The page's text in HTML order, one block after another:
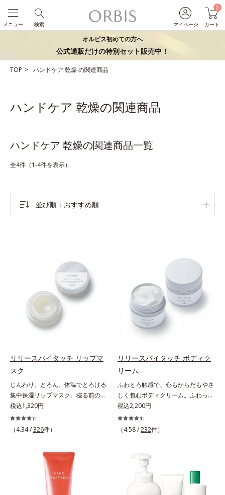
マイページ
0
カート
検索
メニュー
オルビス初めての方へ
公式通販だけの特別セット販売中！
TOP ハンドケア 乾燥の関連商品
ハンドケア 乾燥の関連商品
ハンドケア 乾燥の関連商品一覧
全4件（1-4件を表示）
並び順 おすすめ順
リリースバイタッチ リップマ
スク
じんわり、とろん。体温でとろける
集中保湿リップマスク。寝る前のひ
と塗りでやわらかな唇へ。集中保湿
リップマスクです。バームのような
固めのテクスチャーが体温でじんわ
成分配合で、乾燥にゆらがない唇に
整えます。寝る前に塗れば、翌朝の
コンディションが段違い！ 寝なが
らケアで唇をそっといたわりなが
税込1,320円
（4.34 /326件）
リリースバイタッチ ボディク
リーム
ふわとろ触感で、心もからだもやさ
しく包むボディクリーム。ふわっと
軽やかで、ぽよっと弾むユニーク触
感。なじませると摩擦と皮膚温でほ
どけるボディクリームです。うっと
に吸い付くようなしっとりもちもち
肌に。加水分解ヒアルロン酸配合。
浸透性と水分保持力のWのうるおい
ベールで、乾燥を寄せつけないもち
税込2,200円
（4.58 /232件）